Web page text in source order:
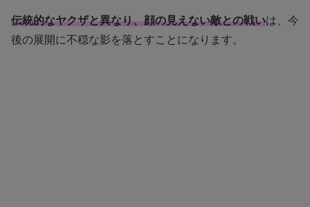
伝統的なヤクザと異なり、顔の見えない敵との戦いは、今
後の展開に不穏な影を落とすことになります。